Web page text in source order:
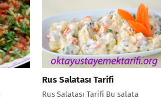
Rus Salatası Tarifi
Rus Salatası Tarifi Bu salata